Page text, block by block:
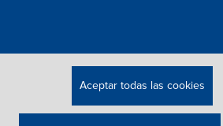
Aceptar todas las cookies